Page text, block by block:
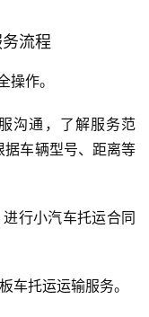
流程
作。
沟通，了解服务范
据车辆型号、距离等
行小汽车托运合同
车托运运输服务。